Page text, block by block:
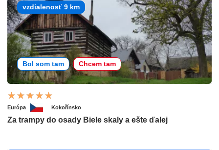
vzdialenosť 9 km
Bol som tam Chcem tam
Európa Kokořínsko
Za trampy do osady Biele skaly a ešte ďalej